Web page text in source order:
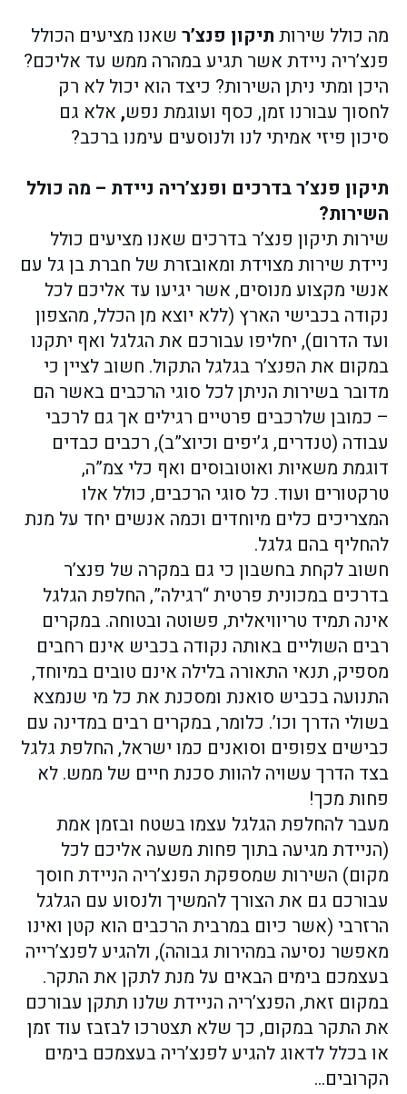
מה כולל שירות תיקון פנצ’ר שאנו מציעים הכולל
פנצ’ריה ניידת אשר תגיע במהרה ממש עד אליכם?
היכן ומתי ניתן השירות? כיצד הוא יכול לא רק
לחסוך עבורנו זמן, כסף ועוגמת נפש, אלא גם
סיכון פיזי אמיתי לנו ולנוסעים עימנו ברכב?
תיקון פנצ’ר בדרכים ופנצ’ריה ניידת – מה כולל
השירות?
שירות תיקון פנצ’ר בדרכים שאנו מציעים כולל
ניידת שירות מצוידת ומאובזרת של חברת בן גל עם
אנשי מקצוע מנוסים, אשר יגיעו עד אליכם לכל
נקודה בכבישי הארץ (ללא יוצא מן הכלל, מהצפון
ועד הדרום), יחליפו עבורכם את הגלגל ואף יתקנו
במקום את הפנצ’ר בגלגל התקול. חשוב לציין כי
מדובר בשירות הניתן לכל סוגי הרכבים באשר הם
– כמובן שלרכבים פרטיים רגילים אך גם לרכבי
עבודה (טנדרים, ג’יפים וכיוצ”ב), רכבים כבדים
דוגמת משאיות ואוטובוסים ואף כלי צמ”ה,
טרקטורים ועוד. כל סוגי הרכבים, כולל אלו
המצריכים כלים מיוחדים וכמה אנשים יחד על מנת
להחליף בהם גלגל.
חשוב לקחת בחשבון כי גם במקרה של פנצ’ר
בדרכים במכונית פרטית “רגילה”, החלפת הגלגל
אינה תמיד טריוויאלית, פשוטה ובטוחה. במקרים
רבים השוליים באותה נקודה בכביש אינם רחבים
מספיק, תנאי התאורה בלילה אינם טובים במיוחד,
התנועה בכביש סואנת ומסכנת את כל מי שנמצא
בשולי הדרך וכו’. כלומר, במקרים רבים במדינה עם
כבישים צפופים וסואנים כמו ישראל, החלפת גלגל
בצד הדרך עשויה להוות סכנת חיים של ממש. לא
פחות מכך!
מעבר להחלפת הגלגל עצמו בשטח ובזמן אמת
(הניידת מגיעה בתוך פחות משעה אליכם לכל
מקום) השירות שמספקת הפנצ’ריה הניידת חוסך
עבורכם גם את הצורך להמשיך ולנסוע עם הגלגל
הרזרבי (אשר כיום במרבית הרכבים הוא קטן ואינו
מאפשר נסיעה במהירות גבוהה), ולהגיע לפנצ’רייה
בעצמכם בימים הבאים על מנת לתקן את התקר.
במקום זאת, הפנצ’ריה הניידת שלנו תתקן עבורכם
את התקר במקום, כך שלא תצטרכו לבזבז עוד זמן
או בכלל לדאוג להגיע לפנצ’ריה בעצמכם בימים
הקרובים…